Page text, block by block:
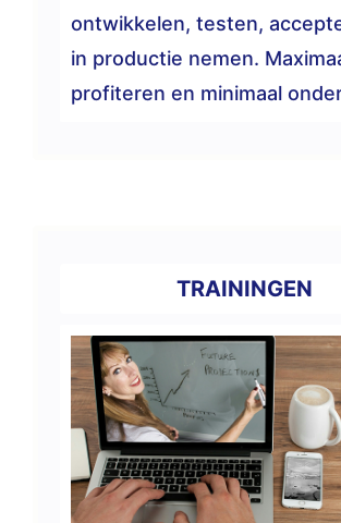
ontwikkelen, testen,
in productie nemen.
profiteren en minimaal
TRAININGEN